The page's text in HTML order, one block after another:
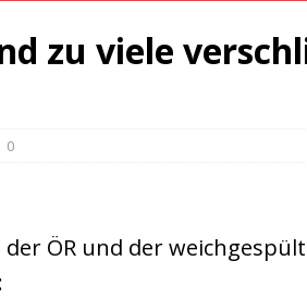
zu viele
0
ÖR und der